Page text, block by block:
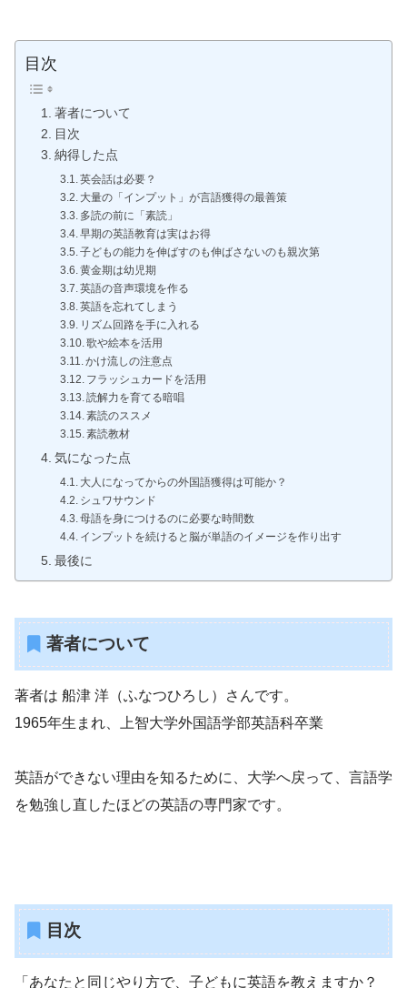
目次
著者について
目次
納得した点
英会話は必要？
大量の「インプット」が言語獲得の最善策
多読の前に「素読」
早期の英語教育は実はお得
子どもの能力を伸ばすのも伸ばさないのも親次第
黄金期は幼児期
英語の音声環境を作る
英語を忘れてしまう
リズム回路を手に入れる
歌や絵本を活用
かけ流しの注意点
フラッシュカードを活用
読解力を育てる暗唱
素読のススメ
素読教材
気になった点
大人になってからの外国語獲得は可能か？
シュワサウンド
母語を身につけるのに必要な時間数
インプットを続けると脳が単語のイメージを作り出す
最後に
著者について
著者は 船津 洋（ふなつひろし）さんです。
1965年生まれ、上智大学外国語学部英語科卒業
英語ができない理由を知るために、大学へ戻って、言語学
を勉強し直したほどの英語の専門家です。
目次
「あなたと同じやり方で、子どもに英語を教えますか？